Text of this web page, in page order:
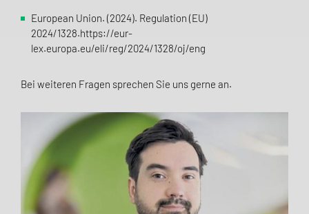
European Union. (2024). Regulation (EU)
2024/1328.https://eur-
lex.europa.eu/eli/reg/2024/1328/oj/eng
Bei weiteren Fragen sprechen Sie uns gerne an.